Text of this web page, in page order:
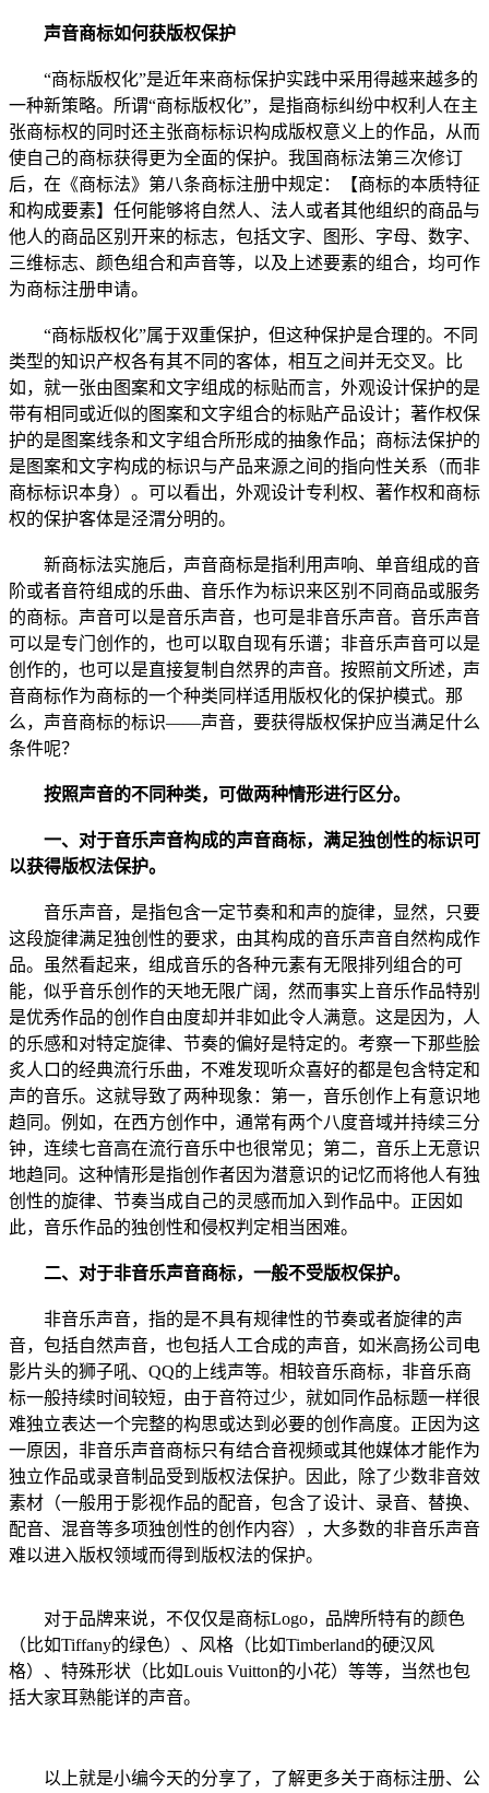
声音商标如何获版权保护
“商标版权化”是近年来商标保护实践中采用得越来越多的
一种新策略。所谓“商标版权化”，是指商标纠纷中权利人在主
张商标权的同时还主张商标标识构成版权意义上的作品，从而
使自己的商标获得更为全面的保护。我国商标法第三次修订
后，在《商标法》第八条商标注册中规定：【商标的本质特征
和构成要素】任何能够将自然人、法人或者其他组织的商品与
他人的商品区别开来的标志，包括文字、图形、字母、数字、
三维标志、颜色组合和声音等，以及上述要素的组合，均可作
为商标注册申请。
“商标版权化”属于双重保护，但这种保护是合理的。不同
类型的知识产权各有其不同的客体，相互之间并无交叉。比
如，就一张由图案和文字组成的标贴而言，外观设计保护的是
带有相同或近似的图案和文字组合的标贴产品设计；著作权保
护的是图案线条和文字组合所形成的抽象作品；商标法保护的
是图案和文字构成的标识与产品来源之间的指向性关系（而非
商标标识本身）。可以看出，外观设计专利权、著作权和商标
权的保护客体是泾渭分明的。
新商标法实施后，声音商标是指利用声响、单音组成的音
阶或者音符组成的乐曲、音乐作为标识来区别不同商品或服务
的商标。声音可以是音乐声音，也可是非音乐声音。音乐声音
可以是专门创作的，也可以取自现有乐谱；非音乐声音可以是
创作的，也可以是直接复制自然界的声音。按照前文所述，声
音商标作为商标的一个种类同样适用版权化的保护模式。那
么，声音商标的标识——声音，要获得版权保护应当满足什么
条件呢？
按照声音的不同种类，可做两种情形进行区分。
一、对于音乐声音构成的声音商标，满足独创性的标识可
以获得版权法保护。
音乐声音，是指包含一定节奏和和声的旋律，显然，只要
这段旋律满足独创性的要求，由其构成的音乐声音自然构成作
品。虽然看起来，组成音乐的各种元素有无限排列组合的可
能，似乎音乐创作的天地无限广阔，然而事实上音乐作品特别
是优秀作品的创作自由度却并非如此令人满意。这是因为，人
的乐感和对特定旋律、节奏的偏好是特定的。考察一下那些脍
炙人口的经典流行乐曲，不难发现听众喜好的都是包含特定和
声的音乐。这就导致了两种现象：第一，音乐创作上有意识地
趋同。例如，在西方创作中，通常有两个八度音域并持续三分
钟，连续七音高在流行音乐中也很常见；第二，音乐上无意识
地趋同。这种情形是指创作者因为潜意识的记忆而将他人有独
创性的旋律、节奏当成自己的灵感而加入到作品中。正因如
此，音乐作品的独创性和侵权判定相当困难。
二、对于非音乐声音商标，一般不受版权保护。
非音乐声音，指的是不具有规律性的节奏或者旋律的声
音，包括自然声音，也包括人工合成的声音，如米高扬公司电
影片头的狮子吼、QQ的上线声等。相较音乐商标，非音乐商
标一般持续时间较短，由于音符过少，就如同作品标题一样很
难独立表达一个完整的构思或达到必要的创作高度。正因为这
一原因，非音乐声音商标只有结合音视频或其他媒体才能作为
独立作品或录音制品受到版权法保护。因此，除了少数非音效
素材（一般用于影视作品的配音，包含了设计、录音、替换、
配音、混音等多项独创性的创作内容），大多数的非音乐声音
难以进入版权领域而得到版权法的保护。
对于品牌来说，不仅仅是商标Logo，品牌所特有的颜色
（比如Tiffany的绿色）、风格（比如Timberland的硬汉风
格）、特殊形状（比如Louis Vuitton的小花）等等，当然也包
括大家耳熟能详的声音。
以上就是小编今天的分享了，了解更多关于商标注册、公